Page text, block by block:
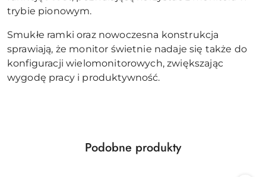
trybie pionowym.
Smukłe ramki oraz nowoczesna konstrukcja
sprawiają, że monitor świetnie nadaje się także do
konfiguracji wielomonitorowych, zwiększając
wygodę pracy i produktywność.
Pomiń karuzelę produktów
Produkty
Podobne produkty